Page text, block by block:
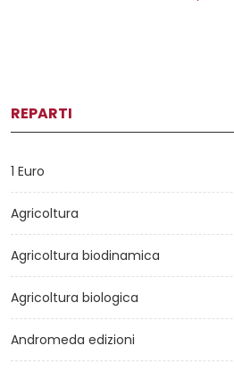
REPARTI
1 Euro
Agricoltura
Agricoltura biodinamica
Agricoltura biologica
Andromeda edizioni